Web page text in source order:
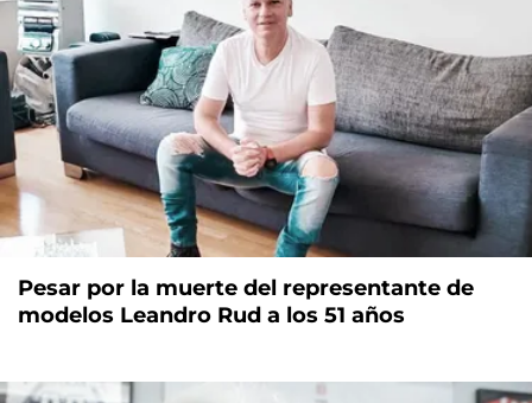
Pesar por la muerte del representante de
modelos Leandro Rud a los 51 años